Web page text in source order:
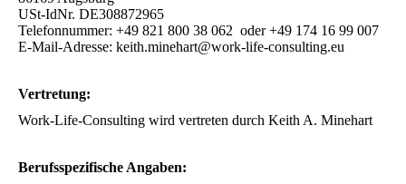
USt-IdNr. DE308872965
Telefonnummer: +49 821 800 38 062 oder +49 174 16 99 007
E-Mail-Adresse: keith.minehart@work-life-consulting.eu
Vertretung:
Work-Life-Consulting wird vertreten durch Keith A. Minehart
Berufsspezifische Angaben: